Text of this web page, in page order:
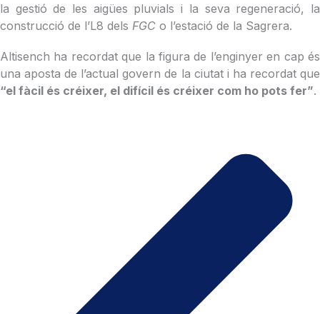
la gestió de les aigües pluvials i la seva regeneració, la
construcció de l’L8 dels FGC o l’estació de la Sagrera.
Altisench ha recordat que la figura de l’enginyer en cap és
una aposta de l’actual govern de la ciutat i ha recordat que
“el fàcil és créixer, el difícil és créixer com ho pots fer”.